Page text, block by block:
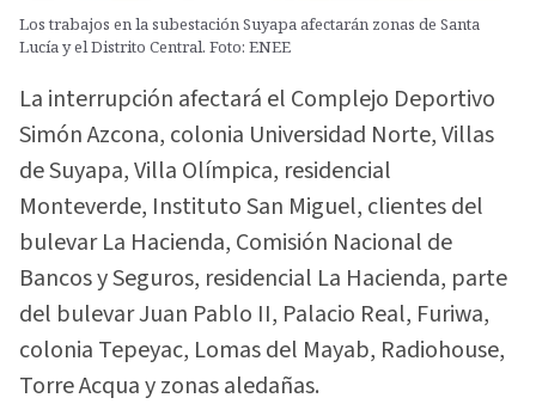
Los trabajos en la subestación Suyapa afectarán zonas de Santa
Lucía y el Distrito Central. Foto: ENEE
La interrupción afectará el Complejo Deportivo
Simón Azcona, colonia Universidad Norte, Villas
de Suyapa, Villa Olímpica, residencial
Monteverde, Instituto San Miguel, clientes del
bulevar La Hacienda, Comisión Nacional de
Bancos y Seguros, residencial La Hacienda, parte
del bulevar Juan Pablo II, Palacio Real, Furiwa,
colonia Tepeyac, Lomas del Mayab, Radiohouse,
Torre Acqua y zonas aledañas.